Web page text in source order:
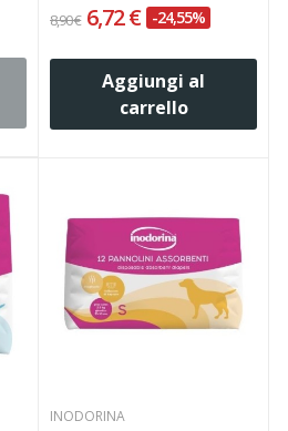
8,90 € 6,72 € -24,55%
Aggiungi al
carrello
INODORINA